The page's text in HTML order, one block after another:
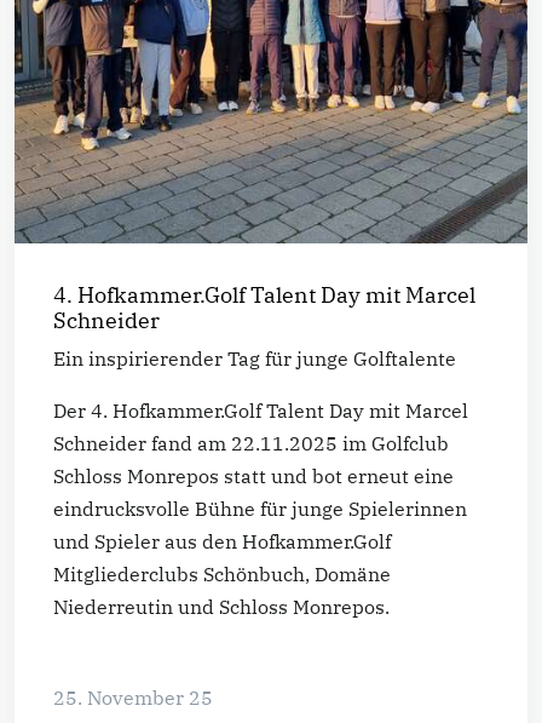
4. Hofkammer.Golf Talent Day mit Marcel
Schneider
Ein inspirierender Tag für junge Golftalente
Der 4. Hofkammer.Golf Talent Day mit Marcel
Schneider fand am 22.11.2025 im Golfclub
Schloss Monrepos statt und bot erneut eine
eindrucksvolle Bühne für junge Spielerinnen
und Spieler aus den Hofkammer.Golf
Mitgliederclubs Schönbuch, Domäne
Niederreutin und Schloss Monrepos.
25. November 25